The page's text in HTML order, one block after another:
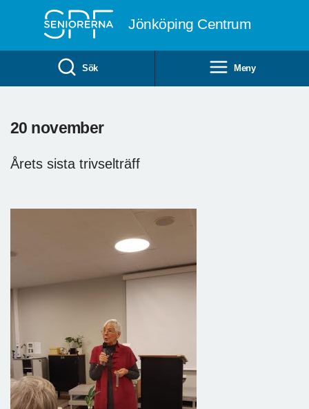
Jönköping Centrum
Sök Meny
20 november
Årets sista trivselträff